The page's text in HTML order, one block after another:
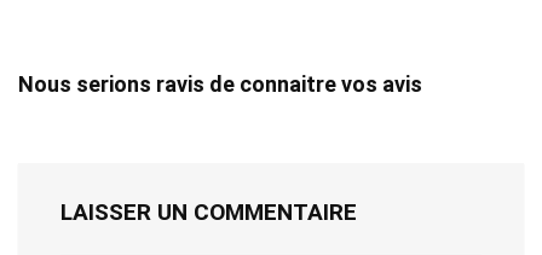
Nous serions ravis de connaitre vos avis
LAISSER UN COMMENTAIRE